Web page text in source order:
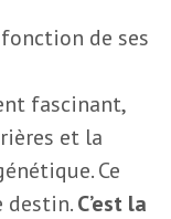
de ses
fascinant,
et la
Ce
destin.C’est la